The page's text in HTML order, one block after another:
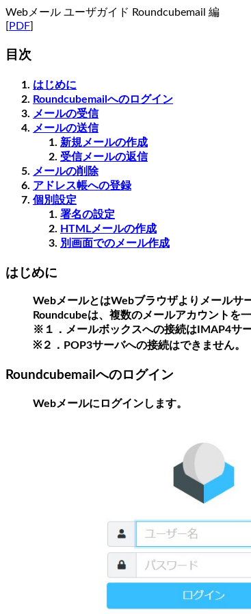
Webメール ユーザガイド Roundcubemail 編
[ PDF]
目次
はじめに
Roundcubemailへのログイン
メールの受信
メールの送信
新規メールの作成
受信メールの返信
メールの削除
アドレス帳への登録
個別設定
署名の設定
HTMLメールの作成
別画面でのメール作成
はじめに
WebメールとはWebブラウザよりメールサ
Roundcubeは、複数のメールアカウントを
※１．メールボックスへの接続はIMAP4サ
※２．POP3サーバへの接続はできません。
Roundcubemailへのログイン
Webメールにログインします。